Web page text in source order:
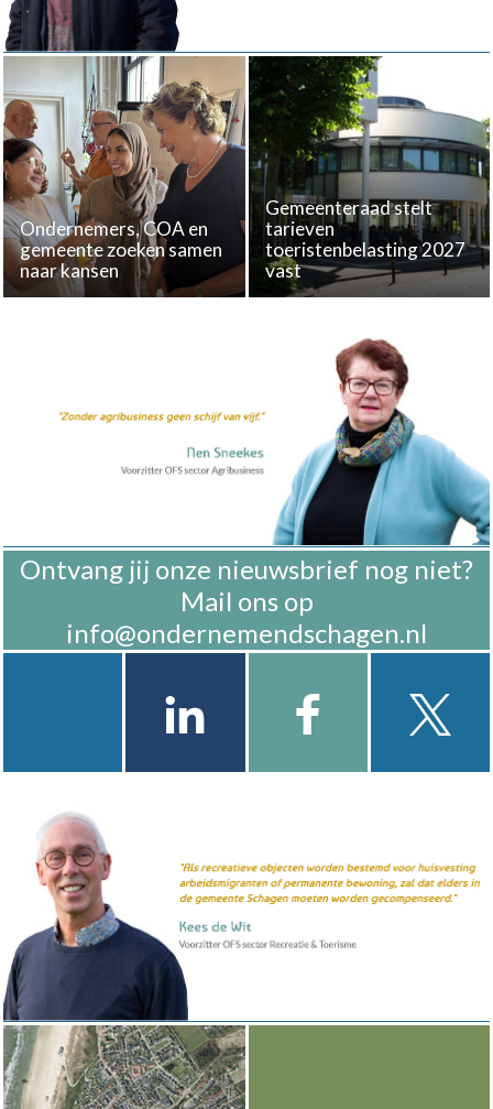
Ondernemers, COA en
gemeente zoeken samen
naar kansen
Gemeenteraad stelt
tarieven
toeristenbelasting 2027
vast
Ontvang jij onze nieuwsbrief nog niet?
Mail ons op
info@ondernemendschagen.nl